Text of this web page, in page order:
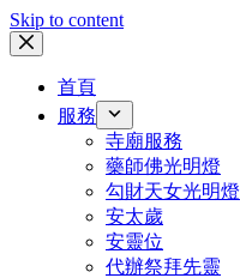
Skip to content
首頁
服務
寺廟服務
藥師佛光明燈
勾財天女光明燈
安太歲
安靈位
代辦祭拜先靈